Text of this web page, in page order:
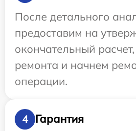
После детального
предоставим на
окончательный
ремонта и начнем
операции.
4
Гарантия